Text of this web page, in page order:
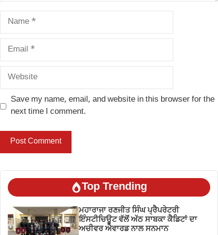
Name
Email
Website
Save my name, email, and website in this browser for the
next time I comment.
Top Trending
ਮਹਾਰਾਜਾ ਰਣਜੀਤ ਸਿੰਘ ਪ੍ਰੈਪਰੇਟਰੀ
ਇੰਸਟੀਚਿਊਟ ਵੱਲੋਂ ਅੱਠ ਸਾਬਕਾ ਕੈਡਿਟਾਂ ਦਾ
ਅਚੀਵਰ ਐਵਾਰਡ ਨਾਲ ਸਨਮਾਨ